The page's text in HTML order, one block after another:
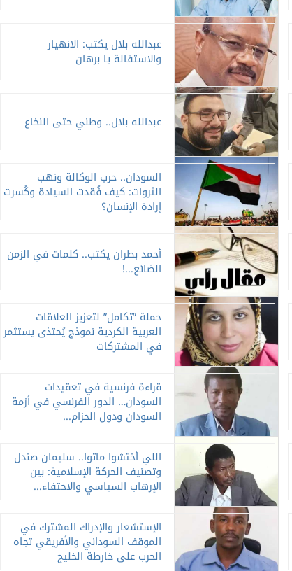
عبدالله بلال يكتب: الانهيار
والاستقالة يا برهان
عبدالله بلال.. وطني حتى النخاع
السودان.. حرب الوكالة ونهب
الثروات: كيف فُقدت السيادة وكُسرت
إرادة الإنسان؟
أحمد بطران يكتب.. كلمات في الزمن
الضائع...!
حملة ”تكامل” لتعزيز العلاقات
العربية الكردية نموذج يُحتذى يستثمر
في المشتركات
قراءة فرنسية في تعقيدات
السودان… الدور الفرنسي في أزمة
السودان ودول الحزام...
اللي أختشوا ماتوا.. سليمان صندل
وتصنيف الحركة الإسلامية: بين
الإرهاب السياسي والاحتفاء...
الإستشعار والإدراك المشترك في
الموقف السوداني والأفريقي تجاه
الحرب على خارطة الخليج